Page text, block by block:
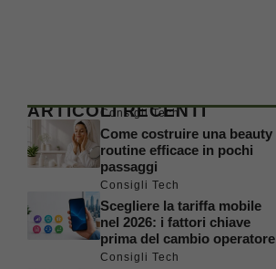
ARTICOLI RECENTI
Consigli Tech
Come costruire una beauty
routine efficace in pochi
passaggi
Consigli Tech
Scegliere la tariffa mobile
nel 2026: i fattori chiave
prima del cambio operatore
Consigli Tech